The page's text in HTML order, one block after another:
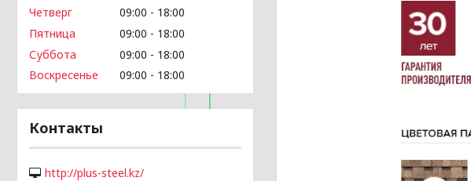
Четверг
09:00
18:00
Пятница
09:00
18:00
Суббота
09:00
18:00
Воскресенье
09:00 18:00
Контакты
http://plus-steel.kz/